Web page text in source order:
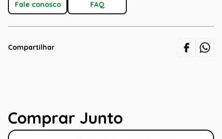
Fale conosco FAQ
Compartilhar
Comprar Junto